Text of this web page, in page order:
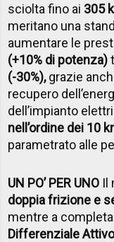
sciolta fino ai 305
meritano una
aumentare le
(+10% di potenza)
(-30%),grazie
recupero
dell’impianto
nell’ordine dei 10
parametrato alle
UN PO’ PER UNO Il
doppia frizione e
mentre a
Differenziale